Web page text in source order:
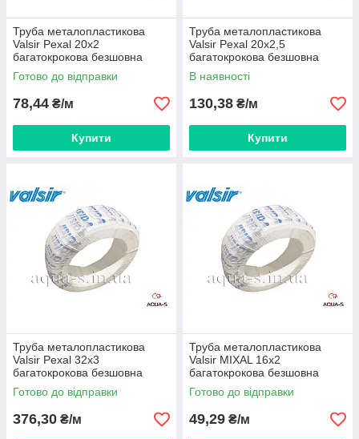
Труба металопластикова
Valsir Pexal 20х2
багатокрокова безшовна
(бухта 100 м.) Італія
Готово до відправки
78,44 ₴/м
Купити
Труба металопластикова
Valsir Pexal 20х2,5
багатокрокова безшовна
(бухта 100 м.) Італія
В наявності
130,38 ₴/м
Купити
Труба металопластикова
Valsir Pexal 32х3
багатокрокова безшовна
(бухта 50 м) Італія
Готово до відправки
376,30 ₴/м
Труба металопластикова
Valsir MIXAL 16х2
багатокрокова безшовна
(бухта 100 м.) Італія
Готово до відправки
49,29 ₴/м